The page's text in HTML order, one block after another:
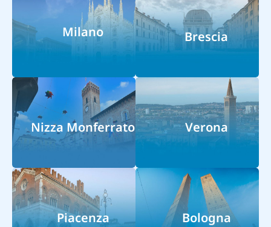
Milano Brescia
Nizza Monferrato Verona
Piacenza Bologna